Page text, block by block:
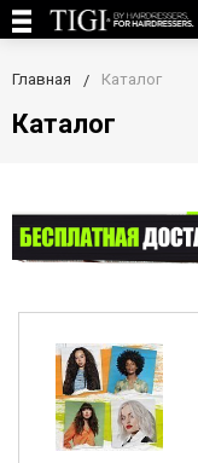
Главная Каталог
Каталог